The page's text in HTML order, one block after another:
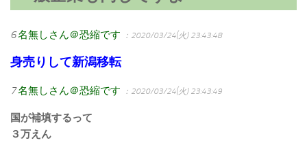
6名無しさん＠恐縮です ：2020/03/24(火) 23:43:48
身売りして新潟移転
7名無しさん＠恐縮です ：2020/03/24(火) 23:43:49
国が補填するって
３万えん